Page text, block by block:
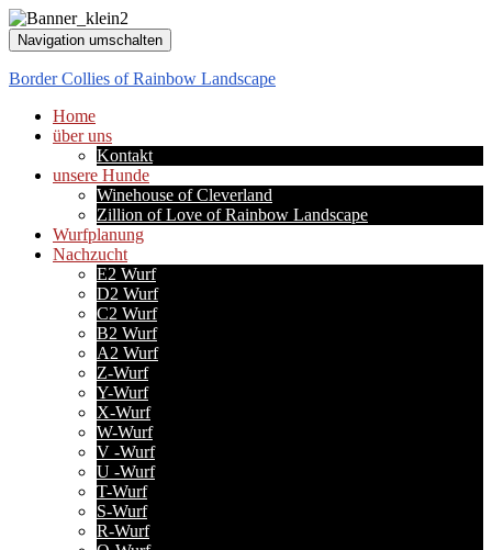
Navigation umschalten
Border Collies of Rainbow Landscape
Home
über uns
Kontakt
unsere Hunde
Winehouse of Cleverland
Zillion of Love of Rainbow Landscape
Wurfplanung
Nachzucht
E2 Wurf
D2 Wurf
C2 Wurf
B2 Wurf
A2 Wurf
Z-Wurf
Y-Wurf
X-Wurf
W-Wurf
V -Wurf
U -Wurf
T-Wurf
S-Wurf
R-Wurf